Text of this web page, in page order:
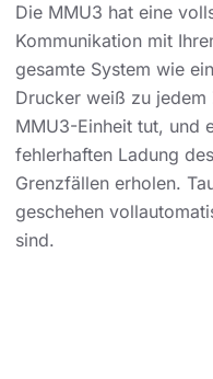
Die MMU3 hat eine
Kommunikation mit
gesamte System wie
Drucker weiß zu
MMU3-Einheit tut, und
fehlerhaften Ladung
Grenzfällen erholen.
geschehen
sind.